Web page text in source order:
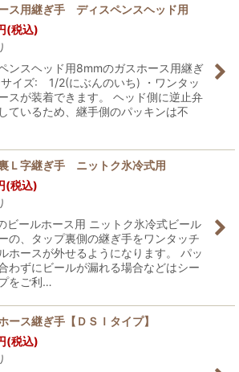
ス用継ぎ手 ディスペンスヘッド用
(税込)
ンスヘッド用8mmのガスホース用継ぎ
イズ: 1/2(にぶんのいち) ・ワンタッ
スが装着できます。 ヘッド側に逆止弁
ているため、継手側のパッキンは不
Ｌ字継ぎ手 ニットク氷冷式用
(税込)
ビールホース用 ニットク氷冷式ビール
の、タップ裏側の継ぎ手をワンタッチ
ホースが外せるようになります。 パッ
わずにビールが漏れる場合などはシー
をご利…
ース継ぎ手【ＤＳＩタイプ】
(税込)